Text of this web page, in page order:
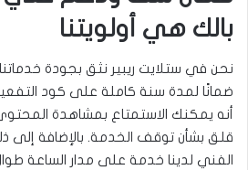
بالك هي أولويتنا
نحن في ستلايت ريبير نثق بجودة خدماتنا
ضمانًا لمدة سنة كاملة على كود
أنه يمكنك الاستمتاع بمشاهدة
قلق بشأن توقف الخدمة. بالإضافة إلى
الفني لدينا خدمة على مدار الساعة